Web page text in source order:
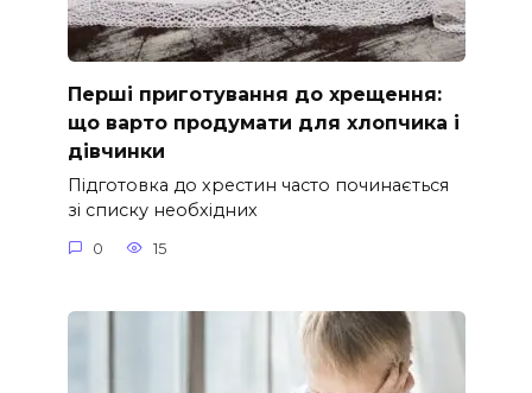
Перші приготування до хрещення:
що варто продумати для хлопчика і
дівчинки
Підготовка до хрестин часто починається
зі списку необхідних
0 15